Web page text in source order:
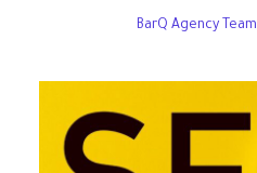
BarQ Agency Team